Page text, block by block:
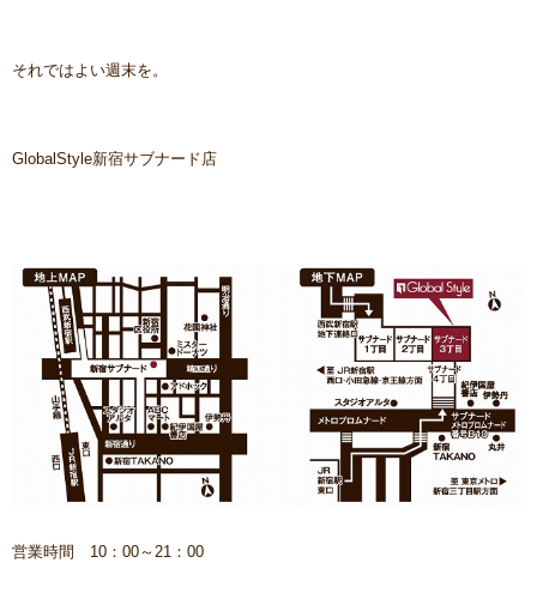
それではよい週末を。
GlobalStyle新宿サブナード店
営業時間 10：00～21：00